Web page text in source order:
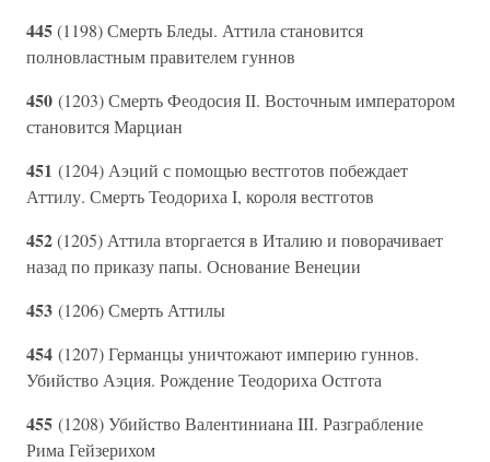
445(1198) Смерть Бледы. Аттила становится
полновластным правителем гуннов
450 (1203) Смерть Феодосия II. Восточным императором
становится Марциан
451 (1204) Аэций с помощью вестготов побеждает
Аттилу. Смерть Теодориха I, короля вестготов
452(1205) Аттила вторгается в Италию и поворачивает
назад по приказу папы. Основание Венеции
453 (1206) Смерть Аттилы
454 (1207) Германцы уничтожают империю гуннов.
Убийство Аэция. Рождение Теодориха Остгота
455 (1208) Убийство Валентиниана III. Разграбление
Рима Гейзерихом